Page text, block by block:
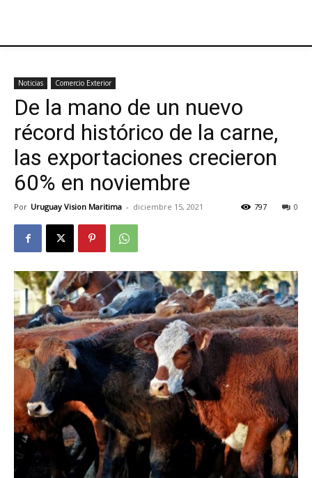
Noticias Comercio Exterior
De la mano de un nuevo
récord histórico de la carne,
las exportaciones crecieron
60% en noviembre
Por Uruguay Vision Maritima - diciembre 15, 2021 0
797